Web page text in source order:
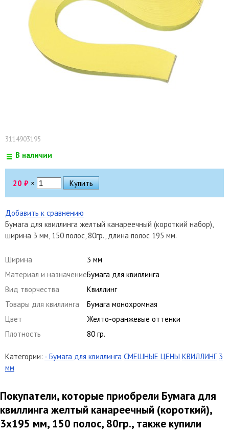
3114903195
В наличии
20 ₽ ×
Добавить к сравнению
Бумага для квиллинга желтый канареечный (короткий набор),
ширина 3 мм, 150 полос, 80гр., длина полос 195 мм.
Ширина
3 мм
Материал и назначениеБумага для квиллинга
Вид творчества
Квиллинг
Товары для квиллинга
Бумага монохромная
Цвет
Желто-оранжевые оттенки
Плотность
80 гр.
Категории: - Бумага для квиллинга СМЕШНЫЕ ЦЕНЫ КВИЛЛИНГ 3
мм
Покупатели, которые приобрели Бумага для
квиллинга желтый канареечный (короткий),
3х195 мм, 150 полос, 80гр., также купили